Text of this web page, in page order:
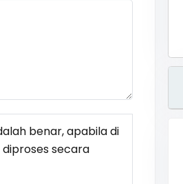
benar, apabila di
secara